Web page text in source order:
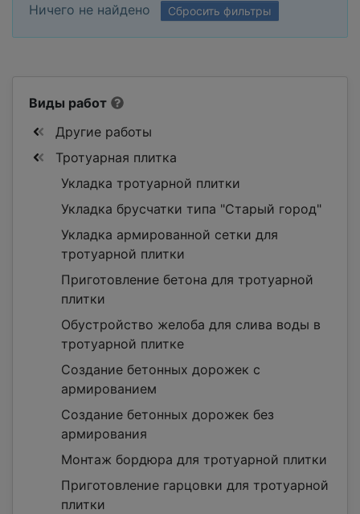
Ничего не найдено Сбросить фильтры
Виды работ
Другие работы
Тротуарная плитка
Укладка тротуарной плитки
Укладка брусчатки типа "Старый город"
Укладка армированной сетки для
тротуарной плитки
Приготовление бетона для тротуарной
плитки
Обустройство желоба для слива воды в
тротуарной плитке
Создание бетонных дорожек с
армированием
Создание бетонных дорожек без
армирования
Монтаж бордюра для тротуарной плитки
Приготовление гарцовки для тротуарной
плитки